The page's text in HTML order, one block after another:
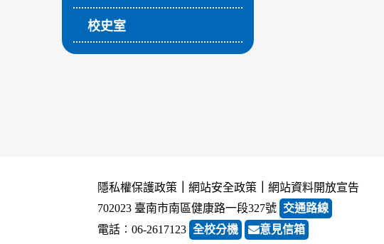
校史室
隱私權保護政策 網站安全政策
網站資料開放宣告
702023 臺南市南區健康路一段327號 交通路線
電話︰06-2617123 全校分機 意見信箱